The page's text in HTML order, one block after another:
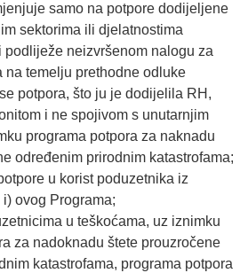
samo na potpore dodijeljene
sektorima ili djelatnostima
podliježe neizvršenom nalogu za
na temelju prethodne odluke
potpora, što ju je dodijelila RH,
i ne spojivom s unutarnjim
programa potpora za naknadu
određenim prirodnim katastrofama;
u korist poduzetnika iz
ovog Programa;
u teškoćama, uz iznimku
za nadoknadu štete prouzročene
katastrofama, programa potpora